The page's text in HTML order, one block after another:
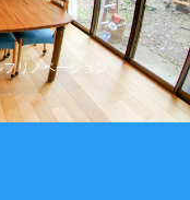
リノベーション